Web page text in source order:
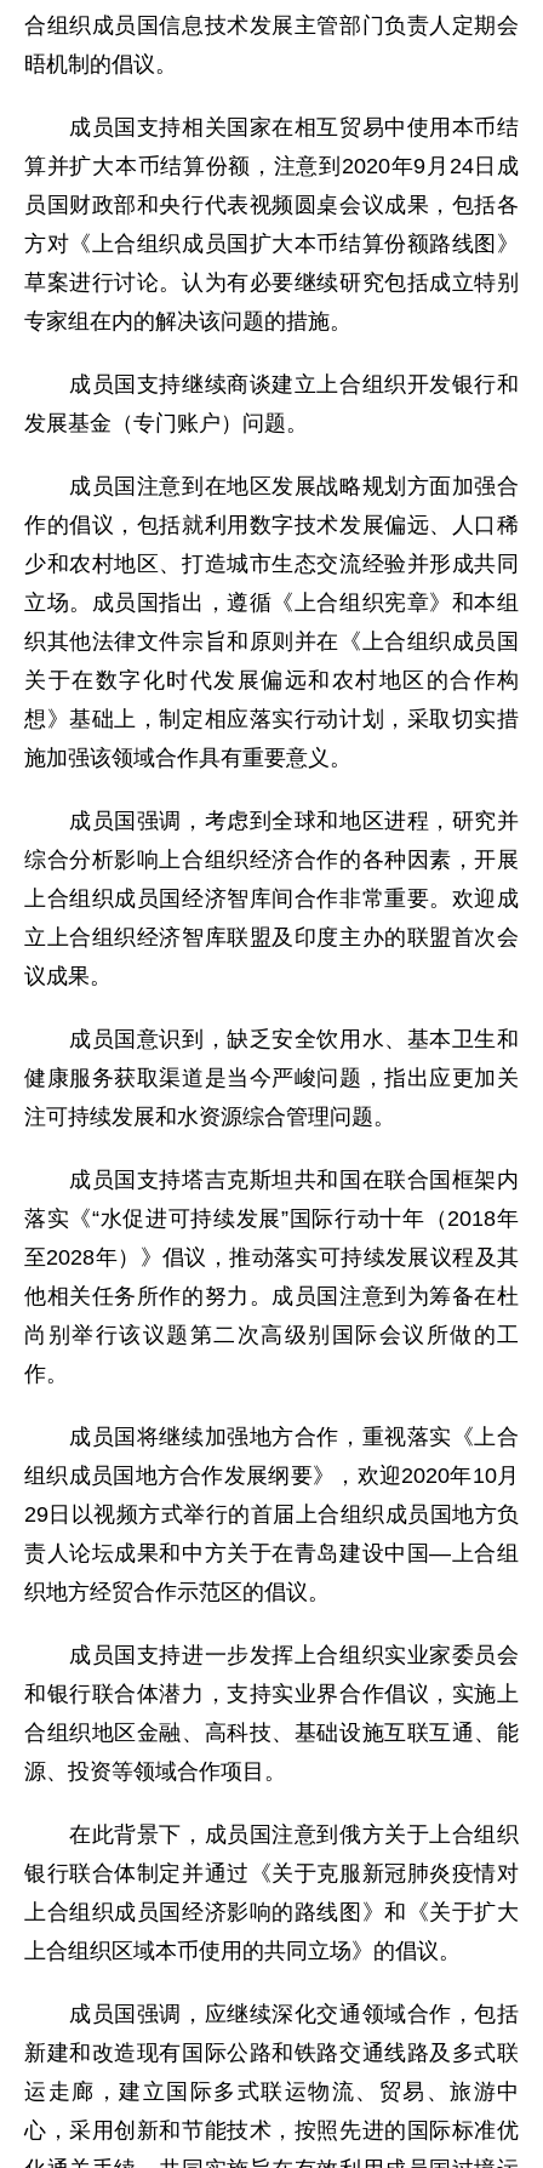
合组织成员国信息技术发展主管部门负责人定期会
晤机制的倡议。
成员国支持相关国家在相互贸易中使用本币结
算并扩大本币结算份额，注意到2020年9月24日成
员国财政部和央行代表视频圆桌会议成果，包括各
方对《上合组织成员国扩大本币结算份额路线图》
草案进行讨论。认为有必要继续研究包括成立特别
专家组在内的解决该问题的措施。
成员国支持继续商谈建立上合组织开发银行和
发展基金（专门账户）问题。
成员国注意到在地区发展战略规划方面加强合
作的倡议，包括就利用数字技术发展偏远、人口稀
少和农村地区、打造城市生态交流经验并形成共同
立场。成员国指出，遵循《上合组织宪章》和本组
织其他法律文件宗旨和原则并在《上合组织成员国
关于在数字化时代发展偏远和农村地区的合作构
想》基础上，制定相应落实行动计划，采取切实措
施加强该领域合作具有重要意义。
成员国强调，考虑到全球和地区进程，研究并
综合分析影响上合组织经济合作的各种因素，开展
上合组织成员国经济智库间合作非常重要。欢迎成
立上合组织经济智库联盟及印度主办的联盟首次会
议成果。
成员国意识到，缺乏安全饮用水、基本卫生和
健康服务获取渠道是当今严峻问题，指出应更加关
注可持续发展和水资源综合管理问题。
成员国支持塔吉克斯坦共和国在联合国框架内
落实《“水促进可持续发展”国际行动十年（2018年
至2028年）》倡议，推动落实可持续发展议程及其
他相关任务所作的努力。成员国注意到为筹备在杜
尚别举行该议题第二次高级别国际会议所做的工
作。
成员国将继续加强地方合作，重视落实《上合
组织成员国地方合作发展纲要》，欢迎2020年10月
29日以视频方式举行的首届上合组织成员国地方负
责人论坛成果和中方关于在青岛建设中国—上合组
织地方经贸合作示范区的倡议。
成员国支持进一步发挥上合组织实业家委员会
和银行联合体潜力，支持实业界合作倡议，实施上
合组织地区金融、高科技、基础设施互联互通、能
源、投资等领域合作项目。
在此背景下，成员国注意到俄方关于上合组织
银行联合体制定并通过《关于克服新冠肺炎疫情对
上合组织成员国经济影响的路线图》和《关于扩大
上合组织区域本币使用的共同立场》的倡议。
成员国强调，应继续深化交通领域合作，包括
新建和改造现有国际公路和铁路交通线路及多式联
运走廊，建立国际多式联运物流、贸易、旅游中
心，采用创新和节能技术，按照先进的国际标准优